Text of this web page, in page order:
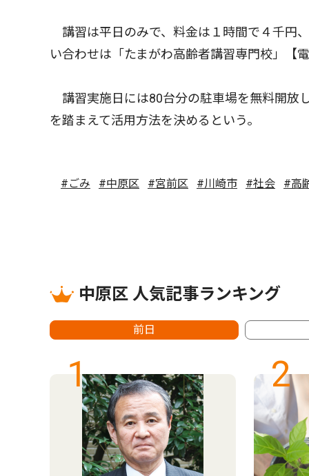
講習は平日のみで、料金は１時間で４千円
い合わせは「たまがわ高齢者講習専門校」【
講習実施日には80台分の駐車場を無料開放
を踏まえて活用方法を決めるという。
#ごみ #中原区 #宮前区 #川崎市 #社会 #高
中原区 人気記事ランキング
前日
1 2